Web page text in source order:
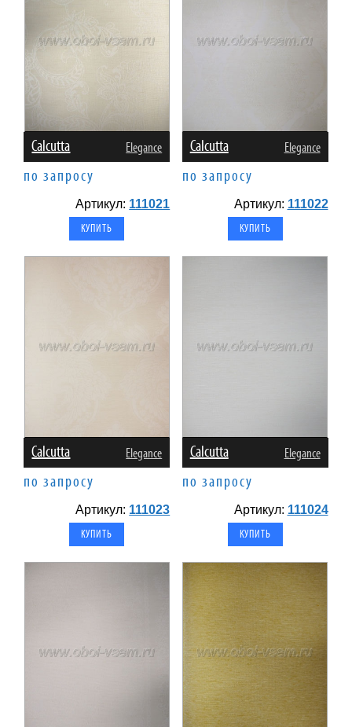
Calcutta Elegance
по запросу
Артикул: 111021
Calcutta Elegance
по запросу
Артикул: 111022
Calcutta Elegance
по запросу
Артикул: 111023
Calcutta Elegance
по запросу
Артикул: 111024